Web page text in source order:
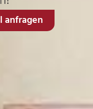
anfragen